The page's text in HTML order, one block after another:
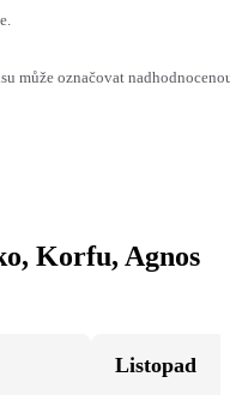
může označovat
Korfu, Agnos
Listopad